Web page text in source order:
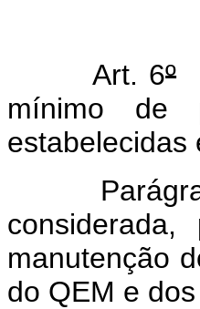
Art. 6º
mínimo de
estabelecidas
Parágrafo
manutenção
do QEM e